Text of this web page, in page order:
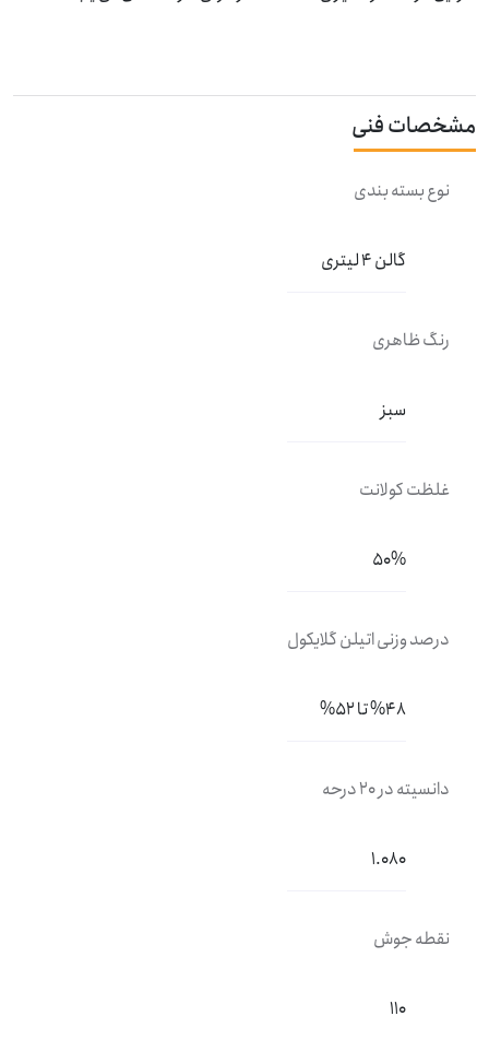
مشخصات فنی
نوع بسته بندی
گالن 4 لیتری
رنگ ظاهری
سبز
غلظت کولانت
50%
درصد وزنی اتیلن گلایکول
%48 تا 52%
دانسیته در 20 درحه
1.080
نقطه جوش
110